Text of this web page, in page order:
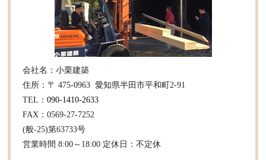
2022年8月
2022年7月
2022年6月
2022年5月
2022年4月
2022年3月
プライベート
和風建築
ホームページ
会社名：小栗建築
住所：〒 475-0963 愛知県半田市平和町2-91
TEL：090-1410-2633
FAX：0569-27-7252
(般-25)第63733号
営業時間 8:00～18:00 定休日：不定休